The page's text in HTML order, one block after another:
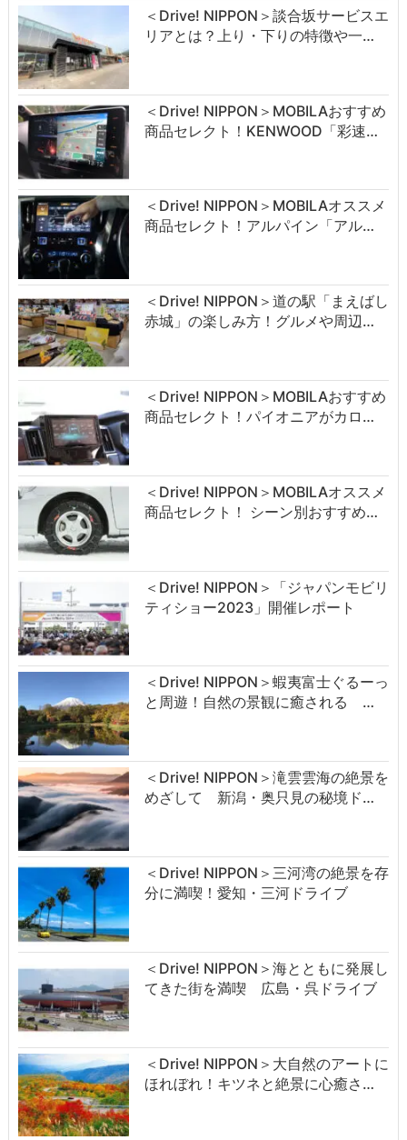
＜Drive! NIPPON＞談合坂サービスエ
リアとは？上り・下りの特徴や一…
＜Drive! NIPPON＞MOBILAおすすめ
商品セレクト！KENWOOD「彩速…
＜Drive! NIPPON＞MOBILAオススメ
商品セレクト！アルパイン「アル…
＜Drive! NIPPON＞道の駅「まえばし
赤城」の楽しみ方！グルメや周辺…
＜Drive! NIPPON＞MOBILAおすすめ
商品セレクト！パイオニアがカロ…
＜Drive! NIPPON＞MOBILAオススメ
商品セレクト！ シーン別おすすめ…
＜Drive! NIPPON＞「ジャパンモビリ
ティショー2023」開催レポート
＜Drive! NIPPON＞蝦夷富士ぐるーっ
と周遊！自然の景観に癒される …
＜Drive! NIPPON＞滝雲雲海の絶景を
めざして 新潟・奥只見の秘境ド…
＜Drive! NIPPON＞三河湾の絶景を存
分に満喫！愛知・三河ドライブ
＜Drive! NIPPON＞海とともに発展し
てきた街を満喫 広島・呉ドライブ
＜Drive! NIPPON＞大自然のアートに
ほれぼれ！キツネと絶景に心癒さ…